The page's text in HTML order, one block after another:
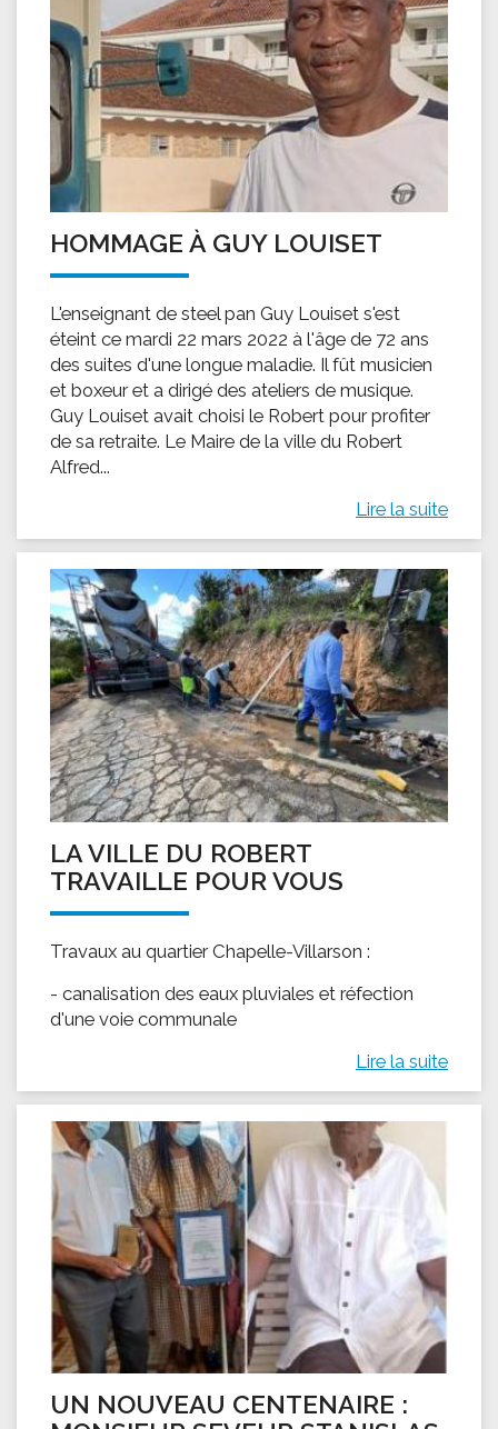
HOMMAGE À GUY LOUISET
L'enseignant de steel pan Guy Louiset s'est
éteint ce mardi 22 mars 2022 à l'âge de 72 ans
des suites d'une longue maladie. Il fût musicien
et boxeur et a dirigé des ateliers de musique.
Guy Louiset avait choisi le Robert pour profiter
de sa retraite. Le Maire de la ville du Robert
Alfred...
Lire la suite
LA VILLE DU ROBERT
TRAVAILLE POUR VOUS
Travaux au quartier Chapelle-Villarson :
- canalisation des eaux pluviales et réfection
d'une voie communale
Lire la suite
UN NOUVEAU CENTENAIRE :